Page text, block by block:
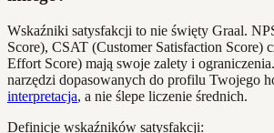
Wskaźniki satysfakcji to nie święty Graal.
Score), CSAT (Customer Satisfaction Score)
Effort Score) mają swoje zalety i
narzędzi dopasowanych do profilu Twojego
interpretacja, a nie ślepe liczenie średnich.
Definicje wskaźników satysfakcji: